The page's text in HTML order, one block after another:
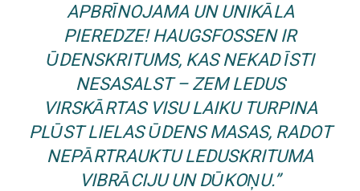
APBRĪNOJAMA UN UNIKĀLA
PIEREDZE! HAUGSFOSSEN IR
ŪDENSKRITUMS, KAS NEKAD ĪSTI
NESASALST – ZEM LEDUS
VIRSKĀRTAS VISU LAIKU TURPINA
PLŪST LIELAS ŪDENS MASAS, RADOT
NEPĀRTRAUKTU LEDUSKRITUMA
VIBRĀCIJU UN DŪKOŅU.”